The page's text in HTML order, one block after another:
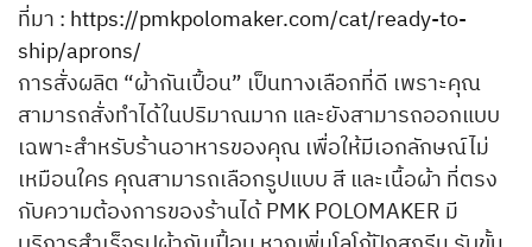
ที่มา : https://pmkpolomaker.com/cat/ready-to-
ship/aprons/
การสั่งผลิต “ผ้ากันเปื้อน” เป็นทางเลือกที่ดี เพราะคุณ
สามารถสั่งทำได้ในปริมาณมาก และยังสามารถออกแบบ
เฉพาะสำหรับร้านอาหารของคุณ เพื่อให้มีเอกลักษณ์ไม่
เหมือนใคร คุณสามารถเลือกรูปแบบ สี และเนื้อผ้า ที่ตรง
กับความต้องการของร้านได้ PMK POLOMAKER มี